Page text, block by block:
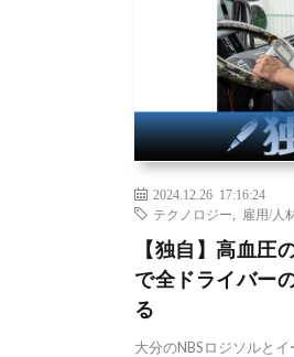
2024.12.26 17:16:24
テクノロジー
雇用/人
【独自】高血圧
で全ドライバー
る
大分のNBSロジソルと